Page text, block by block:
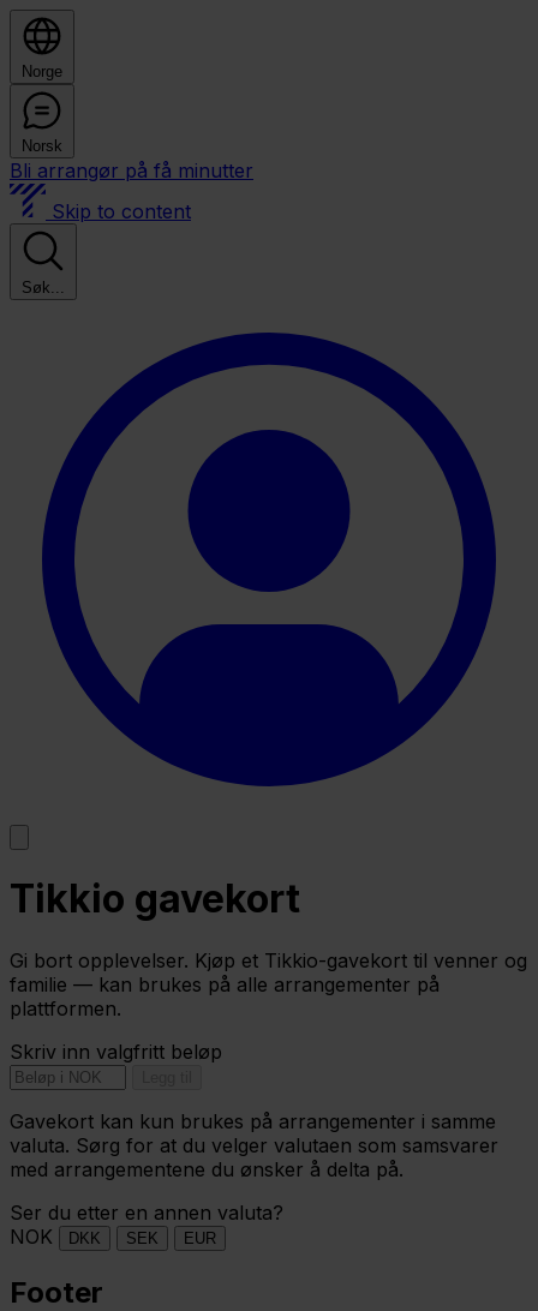
Norge
Norsk
Bli arrangør på få minutter
Skip to content
Søk...
Tikkio gavekort
Gi bort opplevelser. Kjøp et Tikkio-gavekort til venner og
familie — kan brukes på alle arrangementer på
plattformen.
Skriv inn valgfritt beløp
Gavekort kan kun brukes på arrangementer i samme
valuta. Sørg for at du velger valutaen som samsvarer
med arrangementene du ønsker å delta på.
Ser du etter en annen valuta?
NOK
DKK SEK EUR
Footer